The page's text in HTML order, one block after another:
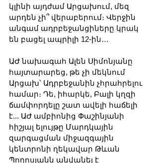
կլինի այդժամ Արցախում, մեզ
արդեն չի՞ վերաբերում։ Վերջին
անգամ ադրբեջանցիները կրակ
են բացել ապրիլի 12-ին…
ԱԺ նախագահ Ալեն Սիմոնյանը
հայտարարեց, թե չի մեկնում
Արցախ՝ Ադրբեջանին չհրահրելու
համար։ Դե, իհարկե, Բալի կղզի
ճամփորդելը շատ ավելի հաճելի
է... ԱԺ ամբիոնից Փաշինյանի
հիշյալ ելույթը Մարդկային
զարգացման միջազգային
կենտրոնի ղեկավար Թևան
Պողոսյանն անվանել է